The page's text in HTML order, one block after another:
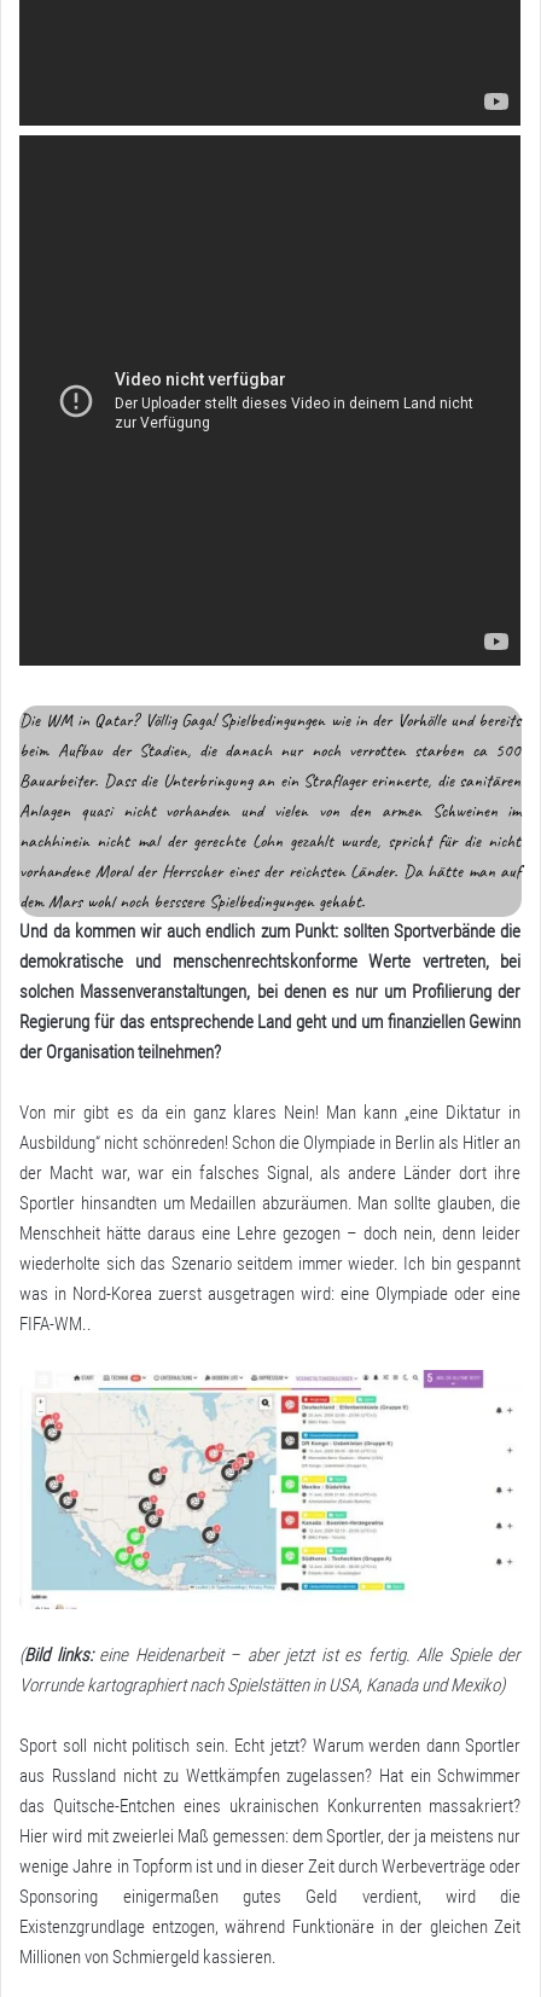
Die WM in Qatar? Völlig Gaga! Spielbedingungen wie in der Vorhölle und bereits
beim Aufbau der Stadien, die danach nur noch verrotten starben ca 500
Bauarbeiter. Dass die Unterbringung an ein Straflager erinnerte, die sanitären
Anlagen quasi nicht vorhanden und vielen von den armen Schweinen im
nachhinein nicht mal der gerechte Lohn gezahlt wurde, spricht für die nicht
vorhandene Moral der Herrscher eines der reichsten Länder. Da hätte man auf
dem Mars wohl noch besssere Spielbedingungen gehabt.
Und da kommen wir auch endlich zum Punkt: sollten Sportverbände die
demokratische und menschenrechtskonforme Werte vertreten, bei
solchen Massenveranstaltungen, bei denen es nur um Profilierung der
Regierung für das entsprechende Land geht und um finanziellen Gewinn
der Organisation teilnehmen?
Von mir gibt es da ein ganz klares Nein! Man kann „eine Diktatur in
Ausbildung“ nicht schönreden! Schon die Olympiade in Berlin als Hitler an
der Macht war, war ein falsches Signal, als andere Länder dort ihre
Sportler hinsandten um Medaillen abzuräumen. Man sollte glauben, die
Menschheit hätte daraus eine Lehre gezogen – doch nein, denn leider
wiederholte sich das Szenario seitdem immer wieder. Ich bin gespannt
was in Nord-Korea zuerst ausgetragen wird: eine Olympiade oder eine
FIFA-WM..
(Bild links: eine Heidenarbeit – aber jetzt ist es fertig. Alle Spiele der
Vorrunde kartographiert nach Spielstätten in USA, Kanada und Mexiko)
Sport soll nicht politisch sein. Echt jetzt? Warum werden dann Sportler
aus Russland nicht zu Wettkämpfen zugelassen? Hat ein Schwimmer
das Quitsche-Entchen eines ukrainischen Konkurrenten massakriert?
Hier wird mit zweierlei Maß gemessen: dem Sportler, der ja meistens nur
wenige Jahre in Topform ist und in dieser Zeit durch Werbeverträge oder
Sponsoring einigermaßen gutes Geld verdient, wird die
Existenzgrundlage entzogen, während Funktionäre in der gleichen Zeit
Millionen von Schmiergeld kassieren.